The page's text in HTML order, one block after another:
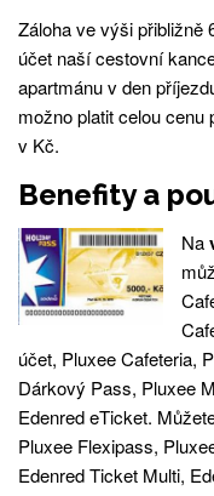
Záloha ve výši přibližně
účet naší cestovní
apartmánu v den
možno platit celou
v Kč.
Benefity a
Na
účet, Pluxee Cafeteria,
Dárkový Pass, Pluxee
Edenred eTicket.
Pluxee Flexipass,
Edenred Ticket Multi,